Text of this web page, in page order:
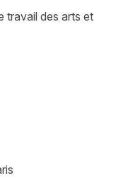
travail des arts et